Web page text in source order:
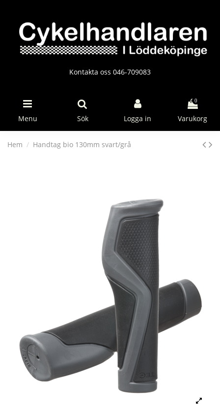
Kontakta oss 046-709083
Menu Sök Logga in
0
Varukorg
Hem Handtag bio 130mm svart/grå